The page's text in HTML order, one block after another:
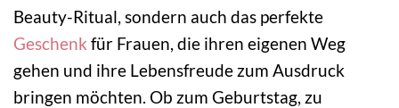
Beauty-Ritual, sondern auch das perfekte
Geschenk für Frauen, die ihren eigenen Weg
gehen und ihre Lebensfreude zum Ausdruck
bringen möchten. Ob zum Geburtstag, zu